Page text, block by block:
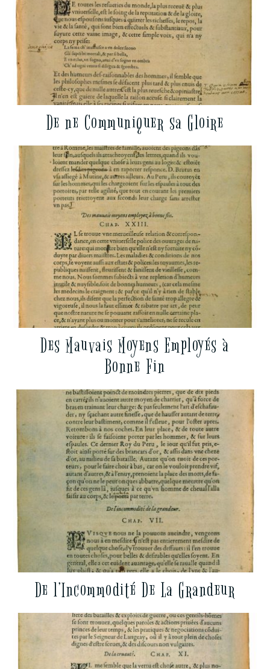
De ne Communiquer sa Gloire
Des Mauvais Moyens Employés à
Bonne Fin
De l’Incommodité De La Grandeur